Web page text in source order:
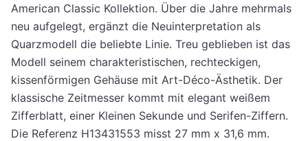
American Classic Kollektion. Über die Jahre mehrmals
neu aufgelegt, ergänzt die Neuinterpretation als
Quarzmodell die beliebte Linie. Treu geblieben ist das
Modell seinem charakteristischen, rechteckigen,
kissenförmigen Gehäuse mit Art-Déco-Ästhetik. Der
klassische Zeitmesser kommt mit elegant weißem
Zifferblatt, einer Kleinen Sekunde und Serifen-Ziffern.
Die Referenz H13431553 misst 27 mm x 31,6 mm.